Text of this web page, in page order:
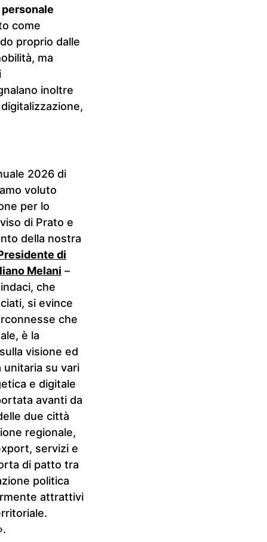
come
proprio dalle
ma
inoltre
2026 di
voluto
per lo
di Prato e
della nostra
di
Melani –
che
si evince
che
è la
visione ed
unitaria su vari
e digitale
avanti da
due città
regionale,
servizi e
di patto tra
politica
attrattivi